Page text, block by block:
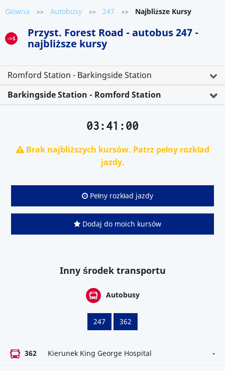
Główna >> Autobusy >> 247 >> Najbliższe Kursy
->S
Przyst. Forest Road - autobus 247 -
najbliższe kursy
Romford Station - Barkingside Station
Barkingside Station - Romford Station
03:41:00
Brak najbliższych kursów. Patrz pełny rozkład
jazdy.
Pełny rozkład jazdy
Dodaj do moich kursów
Inny środek transportu
Autobusy
247 362
362 Kierunek King George Hospital -